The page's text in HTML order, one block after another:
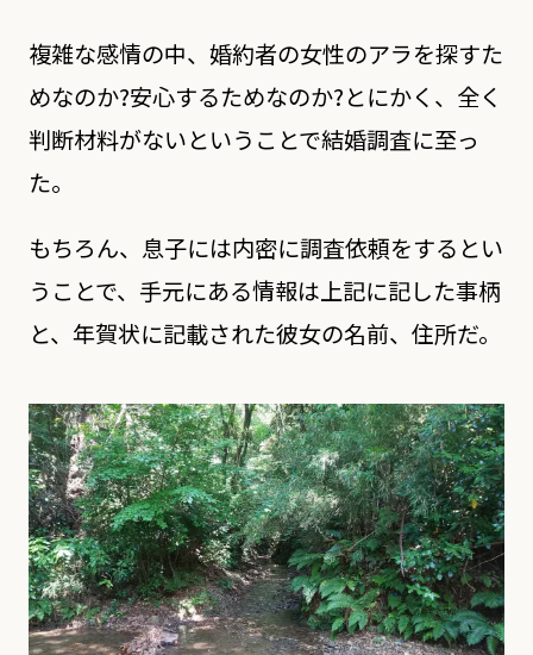
複雑な感情の中、婚約者の女性のアラを探すた
めなのか?安心するためなのか?とにかく、全く
判断材料がないということで結婚調査に至っ
た。
もちろん、息子には内密に調査依頼をするとい
うことで、手元にある情報は上記に記した事柄
と、年賀状に記載された彼女の名前、住所だ。